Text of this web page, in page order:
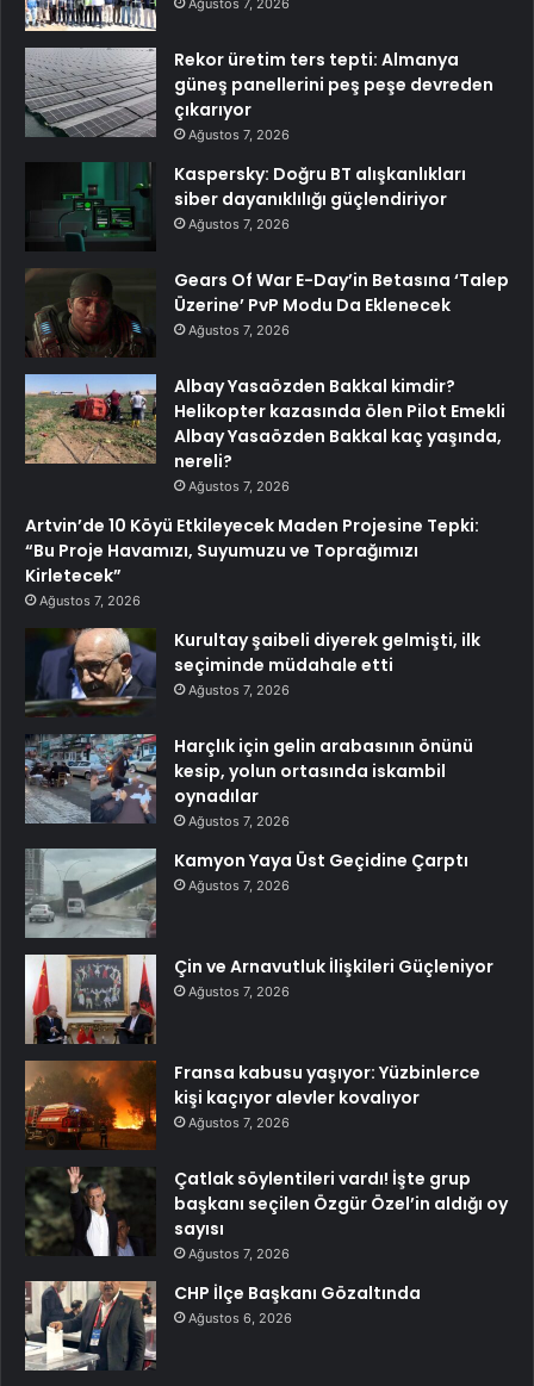
Ağustos 7, 2026
Rekor üretim ters tepti: Almanya
güneş panellerini peş peşe devreden
çıkarıyor
Ağustos 7, 2026
Kaspersky: Doğru BT alışkanlıkları
siber dayanıklılığı güçlendiriyor
Ağustos 7, 2026
Gears Of War E-Day’in Betasına ‘Talep
Üzerine’ PvP Modu Da Eklenecek
Ağustos 7, 2026
Albay Yasaözden Bakkal kimdir?
Helikopter kazasında ölen Pilot Emekli
Albay Yasaözden Bakkal kaç yaşında,
nereli?
Ağustos 7, 2026
Artvin’de 10 Köyü Etkileyecek Maden Projesine Tepki:
“Bu Proje Havamızı, Suyumuzu ve Toprağımızı
Kirletecek”
Ağustos 7, 2026
Kurultay şaibeli diyerek gelmişti, ilk
seçiminde müdahale etti
Ağustos 7, 2026
Harçlık için gelin arabasının önünü
kesip, yolun ortasında iskambil
oynadılar
Ağustos 7, 2026
Kamyon Yaya Üst Geçidine Çarptı
Ağustos 7, 2026
Çin ve Arnavutluk İlişkileri Güçleniyor
Ağustos 7, 2026
Fransa kabusu yaşıyor: Yüzbinlerce
kişi kaçıyor alevler kovalıyor
Ağustos 7, 2026
Çatlak söylentileri vardı! İşte grup
başkanı seçilen Özgür Özel’in aldığı oy
sayısı
Ağustos 7, 2026
CHP İlçe Başkanı Gözaltında
Ağustos 6, 2026